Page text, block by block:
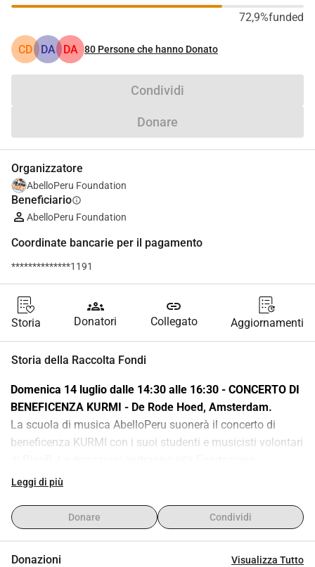
72,9%funded
CD DA DA 80 Persone che hanno Donato
Condividi
Donare
Organizzatore
AbelloPeru Foundation
Beneficiarioinfo
AbelloPeru Foundation
Coordinate bancarie per il pagamento
**************1191
Storia
groups
Donatori
link
Collegato Aggiornamenti
Storia della Raccolta Fondi
Domenica 14 luglio dalle 14:30 alle 16:30 - CONCERTO DI
BENEFICENZA KURMI - De Rode Hoed, Amsterdam.
La scuola di musica AbelloPeru suonerà il concerto di
beneficenza KURMI con i suoi studenti e musicisti volontari
AbelloPeru che organizza lezioni di musica gratuite nelle
KURMI è una parola in Quechua che significa Arcobaleno.
Per noi rappresenta il simbolo della connessione. La
Leggi di più
Donare Condividi
Donazioni Visualizza Tutto